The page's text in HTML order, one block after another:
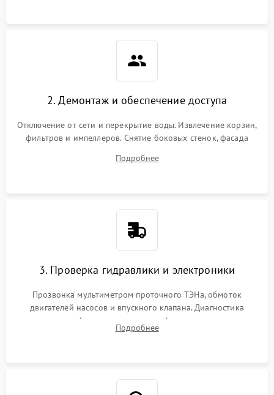
2. Демонтаж и обеспечение доступа
Отключение от сети и перекрытие воды. Извлечение корзин,
фильтров и импеллеров. Снятие боковых стенок, фасада
циркуляционному насосу, ТЭНу и сливной помпе.
Подробнее
3. Проверка гидравлики и электроники
Прозвонка мультиметром проточного ТЭНа, обмоток
двигателей насосов и впускного клапана. Диагностика
прессостата (датчика уровня воды), датчика мутности,
концевика дверцы и электронного модуля управления.
Подробнее